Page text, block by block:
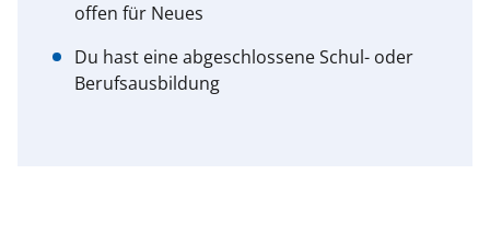
offen für Neues
Du hast eine abgeschlossene Schul- oder
Berufsausbildung